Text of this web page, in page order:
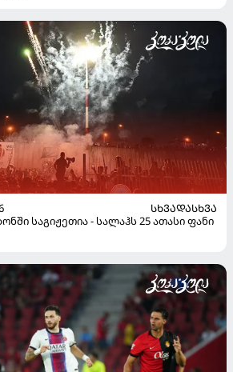
ᲡᲮᲕᲐᲓᲐᲡᲮᲕᲐ
საგიჟეთია - სალაჰს 25 ათასი ფანი